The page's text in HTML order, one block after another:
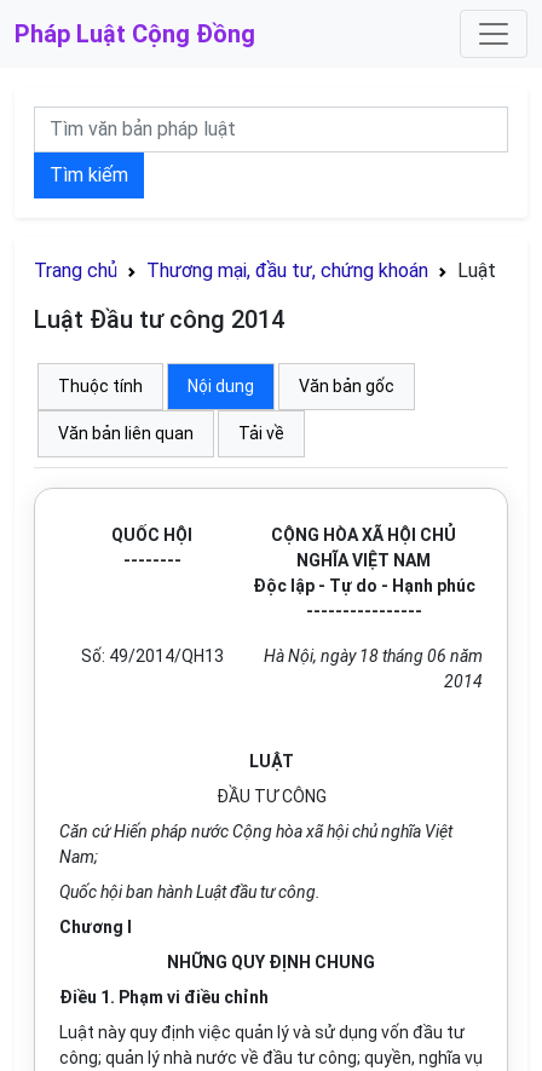
Pháp Luật Cộng Đồng
Tìm kiếm
Trang chủ Thương mại, đầu tư, chứng khoán Luật
Luật Đầu tư công 2014
Thuộc tính Nội dung Văn bản gốc
Văn bản liên quan Tải về
QUỐC HỘI
--------
CỘNG HÒA XÃ HỘI CHỦ
NGHĨA VIỆT NAM
Độc lập - Tự do - Hạnh phúc
----------------
Số: 49/2014/QH13
Hà Nội, ngày 18 tháng 06 năm
2014
LUẬT
ĐẦU TƯ CÔNG
Căn cứ Hiến pháp nước Cộng hòa xã hội chủ nghĩa Việt
Nam;
Quốc hội ban hành Luật đầu tư công.
Chương I
NHỮNG QUY ĐỊNH CHUNG
Điều 1. Phạm vi điều chỉnh
Luật này quy định việc quản lý và sử dụng vốn đầu tư
công; quản lý nhà nước về đầu tư công; quyền, nghĩa vụ